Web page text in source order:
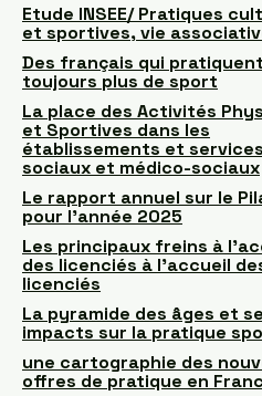
Etude INSEE/ Pratiques
et sportives, vie
Des français qui pratiquent
toujours plus de sport
La place des Activités
et Sportives dans les
établissements et services
sociaux et médico-sociaux
Le rapport annuel sur le
pour l'année 2025
Les principaux freins à
des licenciés à l’accueil
licenciés
La pyramide des âges et
impacts sur la pratique
une cartographie des
offres de pratique en